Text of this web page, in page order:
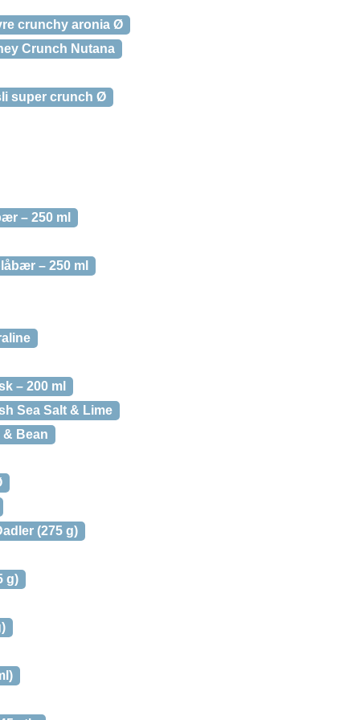
crunchy aronia Ø
Crunch Nutana
super crunch Ø
– 250 ml
– 250 ml
– 200 ml
Sea Salt & Lime
Bean
(275 g)
g)